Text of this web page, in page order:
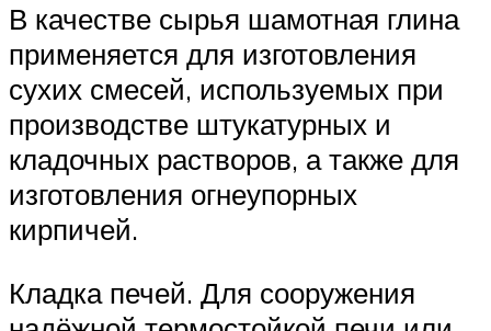
В качестве сырья шамотная глина
применяется для изготовления
сухих смесей, используемых при
производстве штукатурных и
кладочных растворов, а также для
изготовления огнеупорных
кирпичей.
Кладка печей. Для сооружения